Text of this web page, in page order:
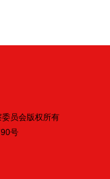
员会版权所有
号